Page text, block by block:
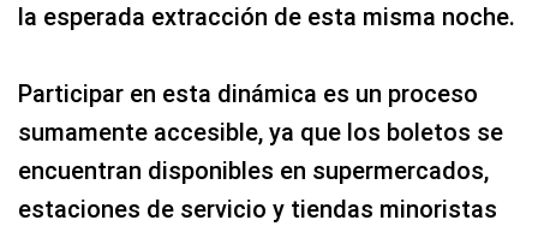
la esperada extracción de esta misma noche.
Participar en esta dinámica es un proceso
sumamente accesible, ya que los boletos se
encuentran disponibles en supermercados,
estaciones de servicio y tiendas minoristas